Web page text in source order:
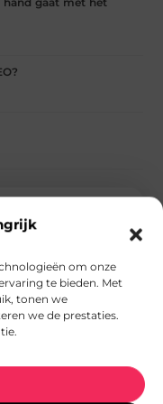
om onze
te bieden. Met
tonen we
we de prestaties.
Lees
en bereik een
nog aan!